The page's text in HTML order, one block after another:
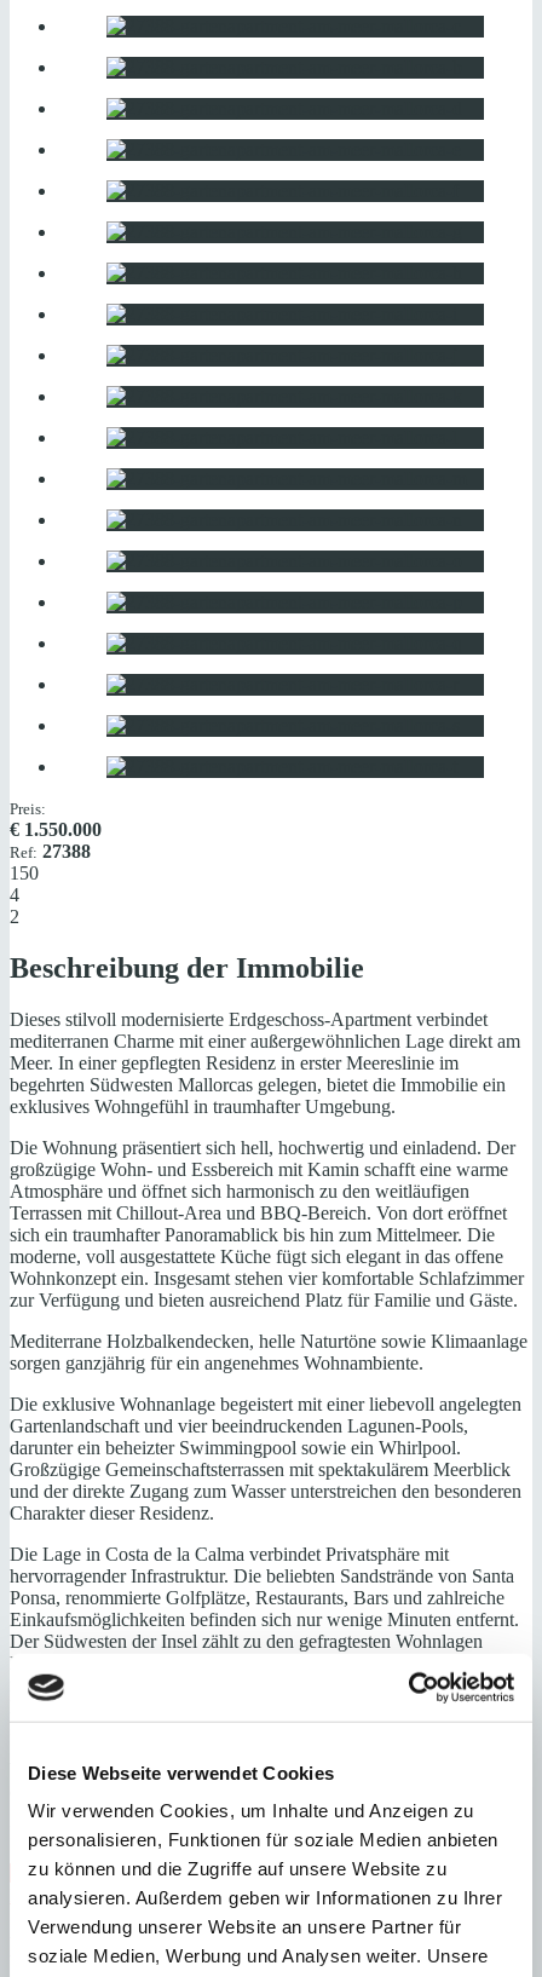
Diese Webseite verwendet Cookies
Wir verwenden Cookies, um Inhalte und Anzeigen zu
personalisieren, Funktionen für soziale Medien anbieten
zu können und die Zugriffe auf unsere Website zu
analysieren. Außerdem geben wir Informationen zu Ihrer
Verwendung unserer Website an unsere Partner für
soziale Medien, Werbung und Analysen weiter. Unsere
Preis:
€ 1.550.000
Ref: 27388
150
4
2
Beschreibung der Immobilie
Dieses stilvoll modernisierte Erdgeschoss-Apartment verbindet
mediterranen Charme mit einer außergewöhnlichen Lage direkt am
Meer. In einer gepflegten Residenz in erster Meereslinie im
begehrten Südwesten Mallorcas gelegen, bietet die Immobilie ein
exklusives Wohngefühl in traumhafter Umgebung.
Die Wohnung präsentiert sich hell, hochwertig und einladend. Der
großzügige Wohn- und Essbereich mit Kamin schafft eine warme
Atmosphäre und öffnet sich harmonisch zu den weitläufigen
Terrassen mit Chillout-Area und BBQ-Bereich. Von dort eröffnet
sich ein traumhafter Panoramablick bis hin zum Mittelmeer. Die
moderne, voll ausgestattete Küche fügt sich elegant in das offene
Wohnkonzept ein. Insgesamt stehen vier komfortable Schlafzimmer
zur Verfügung und bieten ausreichend Platz für Familie und Gäste.
Mediterrane Holzbalkendecken, helle Naturtöne sowie Klimaanlage
sorgen ganzjährig für ein angenehmes Wohnambiente.
Die exklusive Wohnanlage begeistert mit einer liebevoll angelegten
Gartenlandschaft und vier beeindruckenden Lagunen-Pools,
darunter ein beheizter Swimmingpool sowie ein Whirlpool.
Großzügige Gemeinschaftsterrassen mit spektakulärem Meerblick
und der direkte Zugang zum Wasser unterstreichen den besonderen
Charakter dieser Residenz.
Die Lage in Costa de la Calma verbindet Privatsphäre mit
hervorragender Infrastruktur. Die beliebten Sandstrände von Santa
Ponsa, renommierte Golfplätze, Restaurants, Bars und zahlreiche
Einkaufsmöglichkeiten befinden sich nur wenige Minuten entfernt.
Der Südwesten der Insel zählt zu den gefragtesten Wohnlagen
Mallorcas und bietet ganzjährig höchste Lebensqualität mit
internationalen Schulen und medizinischer Versorgung. Palma de
Mallorca ist in etwa 30 Minuten erreichbar, der internationale
Flughafen in rund 40 Minuten mit dem Auto.
Wohn-/ Esszimmer, offene Küche, 4 Schlafzimmer, 2 Bäder (1
Parkplatz
Abstellraum
Direkter Meerzugang
Immobilie in Anlage
Klimaanlage
Meerblick
Energieeffizienz